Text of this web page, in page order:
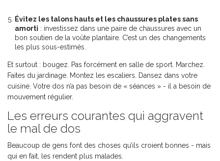
Évitez les talons hauts et les chaussures plates sans
amorti : investissez dans une paire de chaussures avec un
bon soutien de la voûte plantaire. C’est un des changements
les plus sous-estimés.
Et surtout : bougez. Pas forcément en salle de sport. Marchez.
Faites du jardinage. Montez les escaliers. Dansez dans votre
cuisine. Votre dos n’a pas besoin de « séances » - il a besoin de
mouvement régulier.
Les erreurs courantes qui aggravent
le mal de dos
Beaucoup de gens font des choses qu’ils croient bonnes - mais
qui en fait, les rendent plus malades.